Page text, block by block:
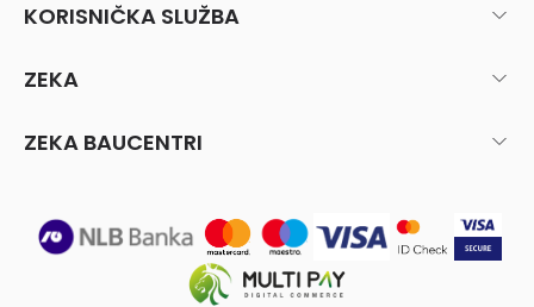
KORISNIČKA SLUŽBA
ZEKA
ZEKA BAUCENTRI